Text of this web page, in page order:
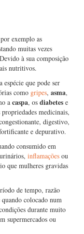
exemplo as
muitas vezes
à sua composição
nutritivos.
espécie que pode ser
como gripes, asma,
a caspa, os diabetes e
medicinais,
digestivo,
e depurativo.
consumido em
inflamações ou
que mulheres gravidas
de tempo, razão
colocado num
durante muito
supermercados ou